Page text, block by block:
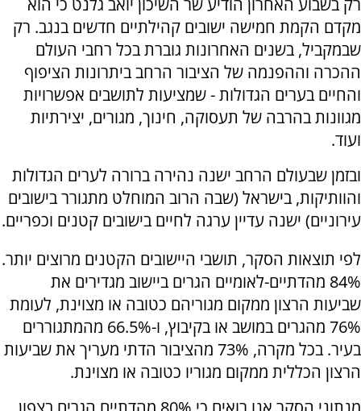
רק בשבוע האחרון הודיע שר השיכון יואב גלנט כי הוא
מקדם הקמת חמישה ישובים קהילתיים חדשים בנגב. רק
שבמקביל, בשנים האחרונות גוברת בכל רחבי העולם
ההכרה וההפנמה של הציבור הרחב ביתרונות הציפוף
והחיים בערים הגדולות - שמציעות לתושבים אפשרויות
מגוונות בהרבה של תעסוקה, חינוך, מגורים, יצירתיות
ועוד.
ובזמן שבעולם הרחב ישנה נהירה ברורה לערים הגדולות
והוותיקות, בישראל (שבה הרוב המוחלט מתגורר בישובים
עירוניים) ישנה עדיין ערגה לחיים בישובים קטנים וכפריים.
לפי תוצאות הסקר, תושבי היישובים הקטנים מרוצים יותר.
84% מהדתיים-לאומיים הגרים ביישוב מגדירים את
שביעות הרצון ממקום מגוריהם כטובה או מצוינת, לעומת
76% מהגרים במושב או בקיבוץ, ו-66.5% מהמתגוררים
בעיר. בכל מקרה, 73% מהציבור הדתי מעריך את שביעות
הרצון הכללית ממקום מגוריו כטובה או מצוינת.